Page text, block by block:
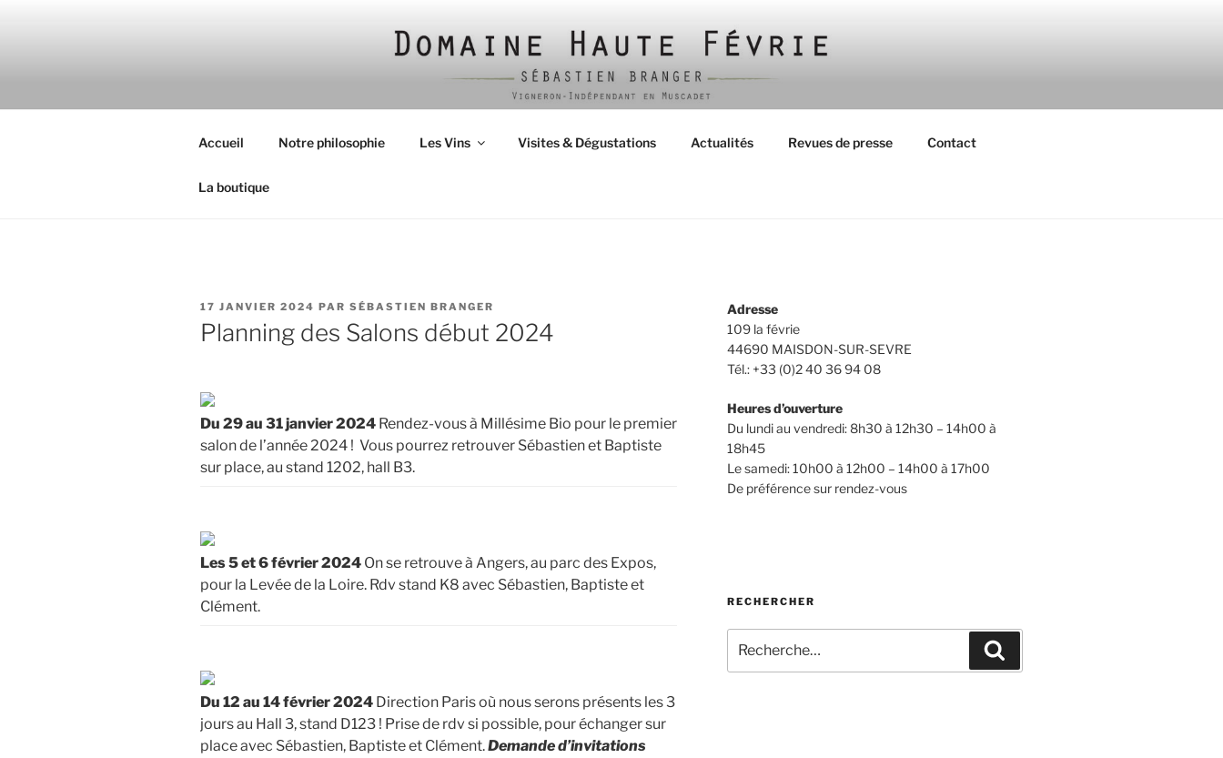
Accueil Notre philosophie Les Vins Visites & Dégustations Actualités Revues de presse Contact
La boutique
PUBLIÉ
LE
17 JANVIER 2024 PAR SÉBASTIEN BRANGER
Planning des Salons début 2024
Du 29 au 31 janvier 2024 Rendez-vous à Millésime Bio pour le premier
salon de l’année 2024 ! Vous pourrez retrouver Sébastien et Baptiste
sur place, au stand 1202, hall B3.
Les 5 et 6 février 2024 On se retrouve à Angers, au parc des Expos,
pour la Levée de la Loire. Rdv stand K8 avec Sébastien, Baptiste et
Clément.
Du 12 au 14 février 2024 Direction Paris où nous serons présents les 3
jours au Hall 3, stand D123 ! Prise de rdv si possible, pour échanger sur
place avec Sébastien, Baptiste et Clément.Demande d’invitations
Adresse
109 la févrie
44690 MAISDON-SUR-SEVRE
Tél.: +33 (0)2 40 36 94 08
Heures d’ouverture
Du lundi au vendredi: 8h30 à 12h30 – 14h00 à
18h45
Le samedi: 10h00 à 12h00 – 14h00 à 17h00
De préférence sur rendez-vous
RECHERCHER
pour
: